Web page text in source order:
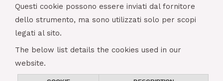
Questi cookie possono essere inviati dal fornitore
dello strumento, ma sono utilizzati solo per scopi
legati al sito.
The below list details the cookies used in our
website.